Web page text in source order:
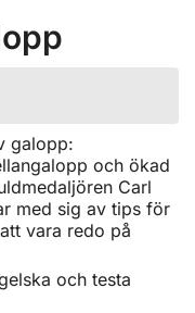
galopp:
och ökad
Carl
med sig av tips för
vara redo på
och testa